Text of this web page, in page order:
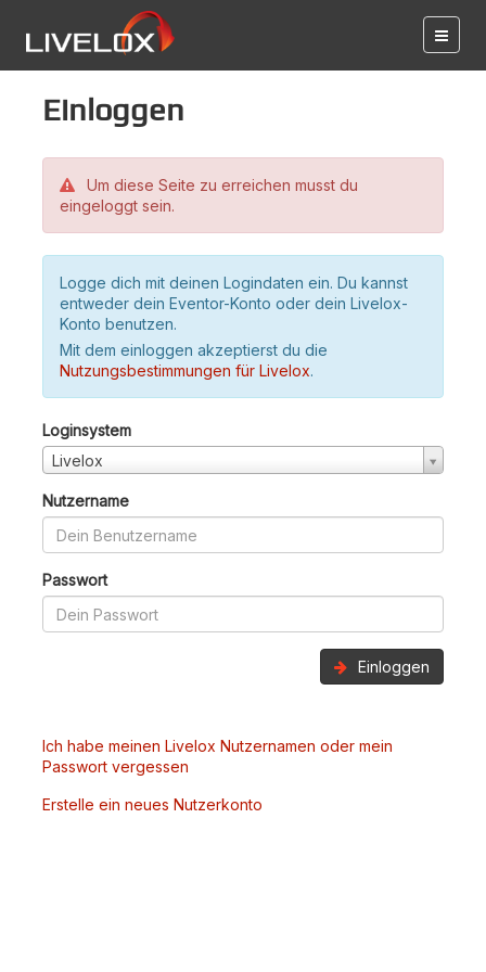
Einloggen
Um diese Seite zu erreichen musst du
eingeloggt sein.
Logge dich mit deinen Logindaten ein. Du kannst
entweder dein Eventor-Konto oder dein Livelox-
Konto benutzen.
Mit dem einloggen akzeptierst du die
Nutzungsbestimmungen für Livelox.
Loginsystem
Livelox
Nutzername
Passwort
Einloggen
Ich habe meinen Livelox Nutzernamen oder mein
Passwort vergessen
Erstelle ein neues Nutzerkonto